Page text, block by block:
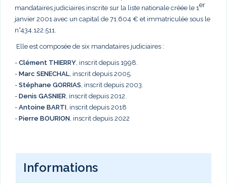
mandataires judiciaires inscrite sur la liste nationale créée le 1er
janvier 2001 avec un capital de 71.604 € et immatriculée sous le
n°434.122.511.
Elle est composée de six mandataires judiciaires :
- Clément THIERRY, inscrit depuis 1998.
- Marc SENECHAL, inscrit depuis 2005.
- Stéphane GORRIAS, inscrit depuis 2003.
- Denis GASNIER, inscrit depuis 2012.
- Antoine BARTI, inscrit depuis 2018
- Pierre BOURION, inscrit depuis 2022
Informations